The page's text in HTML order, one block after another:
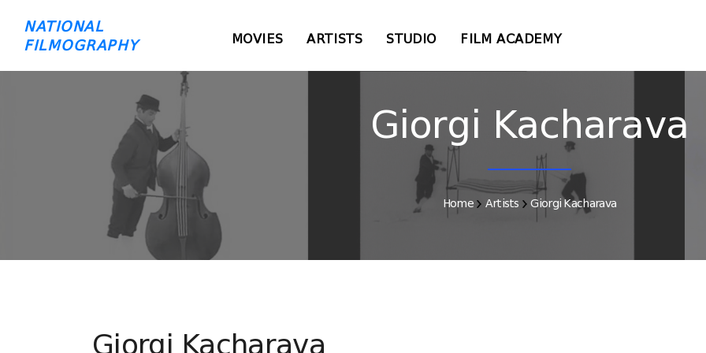
NATIONAL
FILMOGRAPHY
MOVIES ARTISTS STUDIO FILM ACADEMY
Giorgi Kacharava
Home Artists Giorgi Kacharava
Giorgi Kacharava